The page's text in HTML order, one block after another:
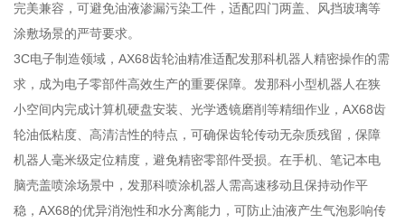
完美兼容，可避免油液渗漏污染工件，适配四门两盖、风挡玻璃等
涂敷场景的严苛要求。
3C电子制造领域，AX68齿轮油精准适配发那科机器人精密操作的需
求，成为电子零部件高效生产的重要保障。发那科小型机器人在狭
小空间内完成计算机硬盘安装、光学透镜磨削等精细作业，AX68齿
轮油低粘度、高清洁性的特点，可确保齿轮传动无杂质残留，保障
机器人毫米级定位精度，避免精密零部件受损。在手机、笔记本电
脑壳盖喷涂场景中，发那科喷涂机器人需高速移动且保持动作平
稳，AX68的优异消泡性和水分离能力，可防止油液产生气泡影响传